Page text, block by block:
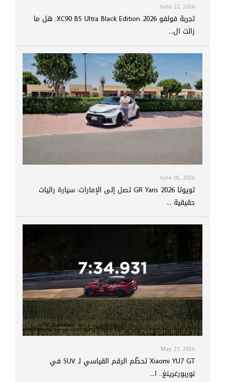
June 22, 2026
تجربة فولفو XC90 B5 Ultra Black Edition 2026: هل ما
زالت ال...
June 05, 2026
تويوتا GR Yaris 2026 تصل إلى الإمارات: سيارة راليات
حقيقية ...
May 21, 2026
Xiaomi YU7 GT تحطّم الرقم القياسي لـ SUV في
نوربورغرينغ.. ا...